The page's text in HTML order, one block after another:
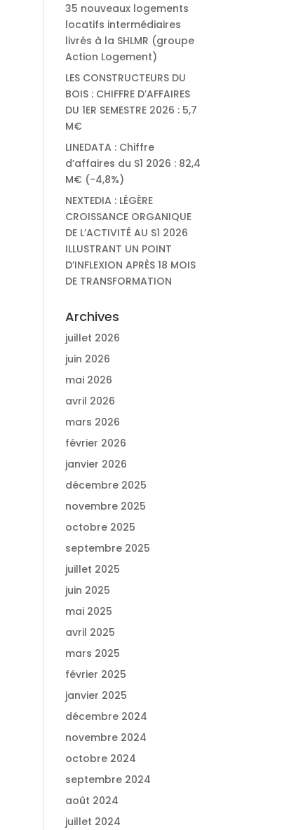
35 nouveaux logements
locatifs intermédiaires
livrés à la SHLMR (groupe
Action Logement)
LES CONSTRUCTEURS DU
BOIS : CHIFFRE D’AFFAIRES
DU 1ER SEMESTRE 2026 : 5,7
M€
LINEDATA : Chiffre
d’affaires du S1 2026 : 82,4
M€ (-4,8%)
NEXTEDIA : LÉGÈRE
CROISSANCE ORGANIQUE
DE L’ACTIVITÉ AU S1 2026
ILLUSTRANT UN POINT
D’INFLEXION APRÈS 18 MOIS
DE TRANSFORMATION
Archives
juillet 2026
juin 2026
mai 2026
avril 2026
mars 2026
février 2026
janvier 2026
décembre 2025
novembre 2025
octobre 2025
septembre 2025
juillet 2025
juin 2025
mai 2025
avril 2025
mars 2025
février 2025
janvier 2025
décembre 2024
novembre 2024
octobre 2024
septembre 2024
août 2024
juillet 2024